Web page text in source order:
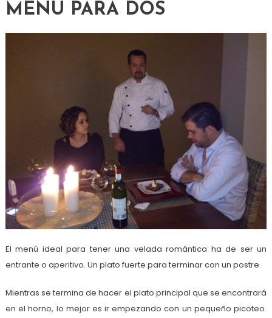
MENÚ PARA DOS
El menú ideal para tener una velada romántica ha de ser un
entrante o aperitivo. Un plato fuerte para terminar con un postre.
Mientras se termina de hacer el plato principal que se encontrará
en el horno, lo mejor es ir empezando con un pequeño picoteo.